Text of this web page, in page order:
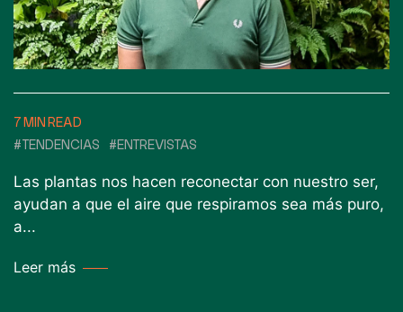
7 MIN READ
#TENDENCIAS
#ENTREVISTAS
Las plantas nos hacen reconectar con nuestro ser,
ayudan a que el aire que respiramos sea más puro,
a...
Leer más